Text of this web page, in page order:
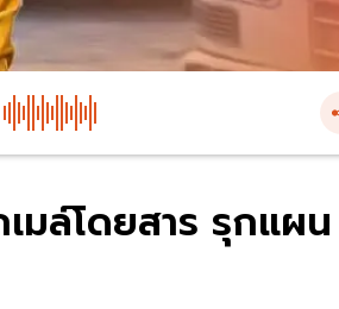
มล์โดยสาร รุกแผน